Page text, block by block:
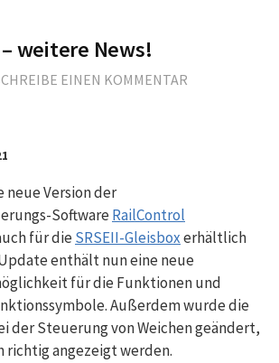
weitere News!
EINEN KOMMENTAR
neue Version der
SoftwareRailControl
für dieSRSEII-Gleisboxerhältlich
enthält nun eine neue
für die Funktionen und
Außerdem wurde die
der Steuerung von Weichen geändert,
richtig angezeigt werden.